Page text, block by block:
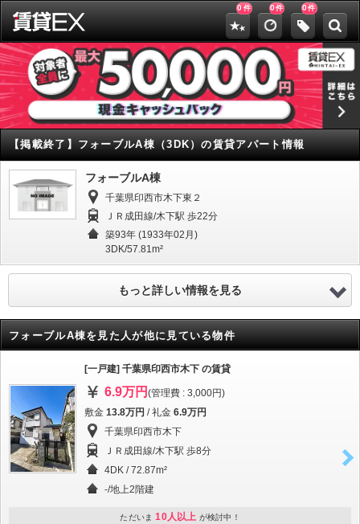
0 件 0件 0件
【掲載終了】 フォーブルA棟（3DK）の賃貸アパート情報
フォーブルA棟
千葉県印西市木下東２
ＪＲ成田線/木下駅 歩22分
築93年 (1933年02月)
3DK/57.81m²
もっと詳しい情報を見る
フォーブルA棟を見た人が他に見ている物件
[一戸建] 千葉県印西市木下 の賃貸
6.9万円 (管理費 : 3,000円)
敷金 13.8万円 / 礼金 6.9万円
千葉県印西市木下
ＪＲ成田線/木下駅 歩8分
4DK / 72.87m²
-/地上2階建
ただいま 10人以上 が検討中！